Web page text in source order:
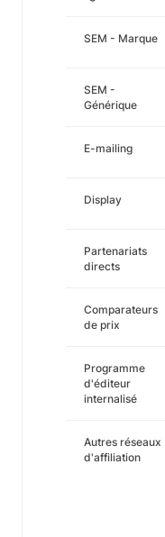
SEM - Marque
SEM -
Générique
E-mailing
Display
Partenariats
directs
Comparateurs
de prix
Programme
d'éditeur
internalisé
Autres réseaux
d'affiliation